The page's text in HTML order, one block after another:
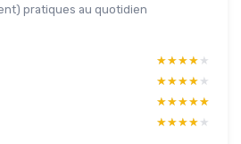
pratiques au quotidien
★★★★★
★★★★★
★★★★★
★★★★★
★★★★★
★★★★★
★★★★★
★★★★★